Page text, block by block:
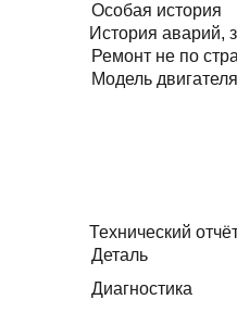
Особая история
История аварий,
Ремонт не по
Модель двигателя
Технический
Деталь
Диагностика